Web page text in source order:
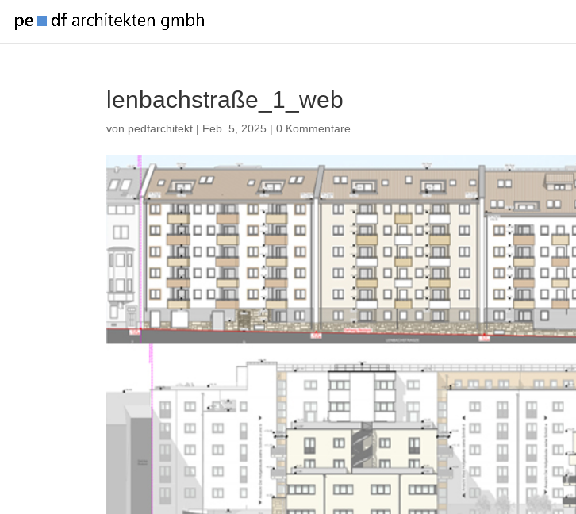
lenbachstraße_1_web
von pedfarchitekt | Feb. 5, 2025 |0 Kommentare